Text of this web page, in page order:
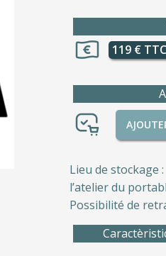
119 € TTC
Lieu de stockage :
l’atelier du
Possibilité de